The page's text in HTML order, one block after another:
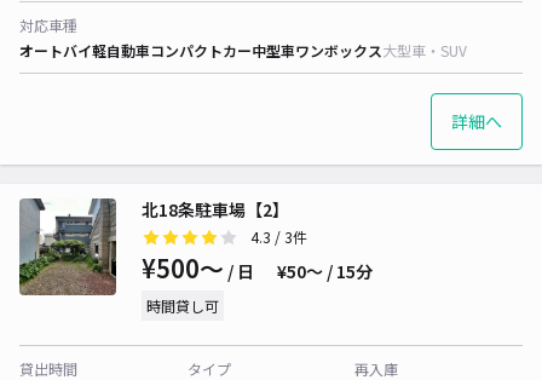
対応車種
オートバイ軽自動車コンパクトカー中型車ワンボックス大型車・SUV
詳細へ
北18条駐車場【2】
4.3 / 3件
¥500〜 / 日 ¥50〜 / 15分
時間貸し可
貸出時間
タイプ
再入庫